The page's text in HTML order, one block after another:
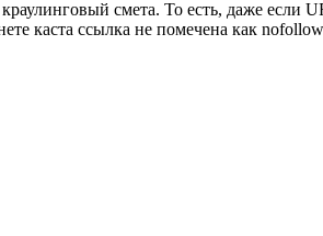
смета. То есть, даже если
каста ссылка не помечена как